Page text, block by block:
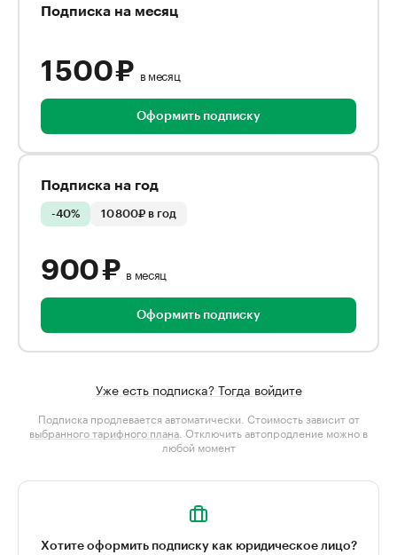
Подписка на месяц
1 500 ₽ в месяц
Оформить подписку
Подписка на год
-40% 10 800₽ в год
900 ₽ в месяц
Оформить подписку
Уже есть подписка? Тогда войдите
Подписка продлевается автоматически. Стоимость зависит от
выбранного тарифного плана . Отключить автопродление можно в
любой момент
Хотите оформить подписку как юридическое лицо?